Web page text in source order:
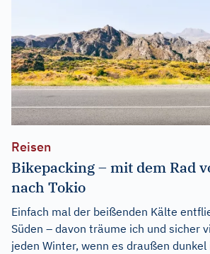
Reisen
Bikepacking – mit dem Rad
nach Tokio
Einfach mal der beißenden Kälte
Süden – davon träume ich und sicher
jeden Winter, wenn es draußen